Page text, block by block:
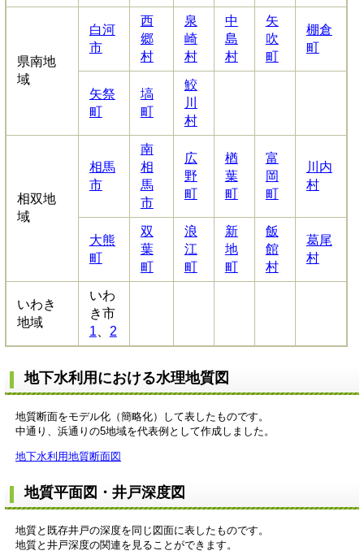
県南地
域
白河
市
西
郷
村
泉
崎
村
中
島
村
矢
吹
町
棚倉
町
矢祭
町
塙
町
鮫
川
村
相双地
域
相馬
市
南
相
馬
市
広
野
町
楢
葉
町
富
岡
町
川内
村
大熊
町
双
葉
町
浪
江
町
新
地
町
飯
館
村
葛尾
村
いわき
地域
いわ
き市
1
2
地下水利用における水理地質図
地質断面をモデル化（簡略化）して表したものです。
中通り、浜通りの5地域を代表例として作成しました。
地下水利用地質断面図
地質平面図・井戸深度図
地質と既存井戸の深度を同じ図面に表したものです。
地質と井戸深度の関連を見ることができます。